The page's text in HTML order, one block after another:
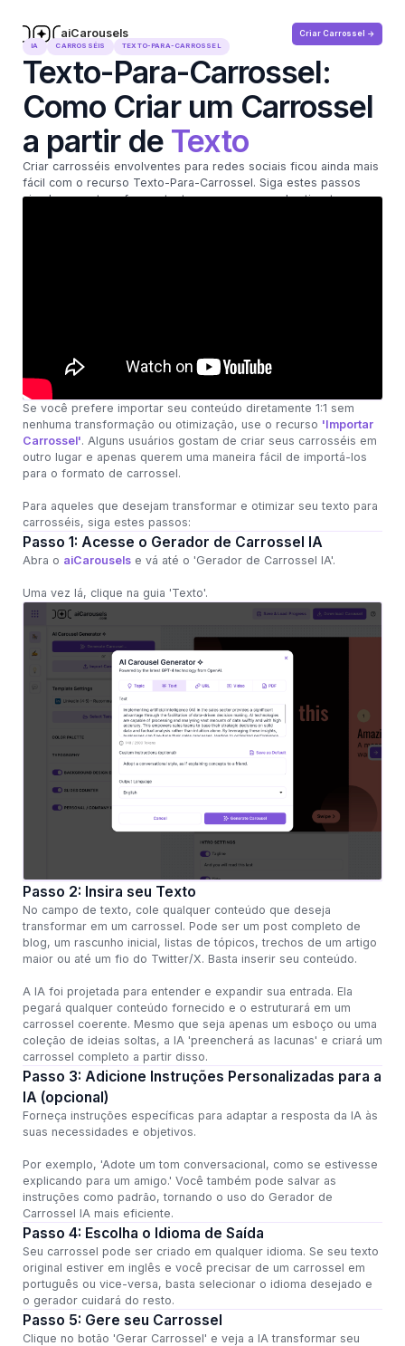
aiCarousels
.com
Criar Carrossel ->
IA CARROSSÉIS TEXTO-PARA-CARROSSEL
Texto-Para-Carrossel:
Como Criar um Carrossel
a partir de Texto
Criar carrosséis envolventes para redes sociais ficou ainda mais
fácil com o recurso Texto-Para-Carrossel. Siga estes passos
simples para transformar texto em um carrossel cativante.
Se você prefere importar seu conteúdo diretamente 1:1 sem
nenhuma transformação ou otimização, use o recurso 'Importar
Carrossel'. Alguns usuários gostam de criar seus carrosséis em
outro lugar e apenas querem uma maneira fácil de importá-los
para o formato de carrossel.
Para aqueles que desejam transformar e otimizar seu texto para
carrosséis, siga estes passos:
Passo 1: Acesse o Gerador de Carrossel IA
Abra o aiCarouselse vá até o 'Gerador de Carrossel IA'.
Uma vez lá, clique na guia 'Texto'.
Passo 2: Insira seu Texto
No campo de texto, cole qualquer conteúdo que deseja
transformar em um carrossel. Pode ser um post completo de
blog, um rascunho inicial, listas de tópicos, trechos de um artigo
maior ou até um fio do Twitter/X. Basta inserir seu conteúdo.
A IA foi projetada para entender e expandir sua entrada. Ela
pegará qualquer conteúdo fornecido e o estruturará em um
carrossel coerente. Mesmo que seja apenas um esboço ou uma
coleção de ideias soltas, a IA 'preencherá as lacunas' e criará um
carrossel completo a partir disso.
Passo 3: Adicione Instruções Personalizadas para a
IA (opcional)
Forneça instruções específicas para adaptar a resposta da IA às
suas necessidades e objetivos.
Por exemplo, 'Adote um tom conversacional, como se estivesse
explicando para um amigo.' Você também pode salvar as
instruções como padrão, tornando o uso do Gerador de
Carrossel IA mais eficiente.
Passo 4: Escolha o Idioma de Saída
Seu carrossel pode ser criado em qualquer idioma. Se seu texto
original estiver em inglês e você precisar de um carrossel em
português ou vice-versa, basta selecionar o idioma desejado e
o gerador cuidará do resto.
Passo 5: Gere seu Carrossel
Clique no botão 'Gerar Carrossel' e veja a IA transformar seu